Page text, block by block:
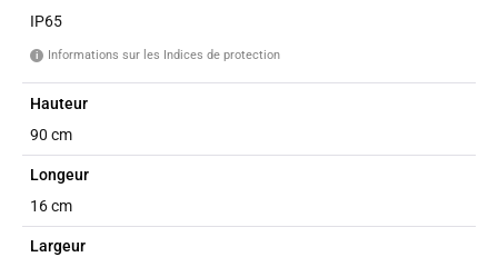
IP65
i Informations sur les Indices de protection
Hauteur
90 cm
Longeur
16 cm
Largeur